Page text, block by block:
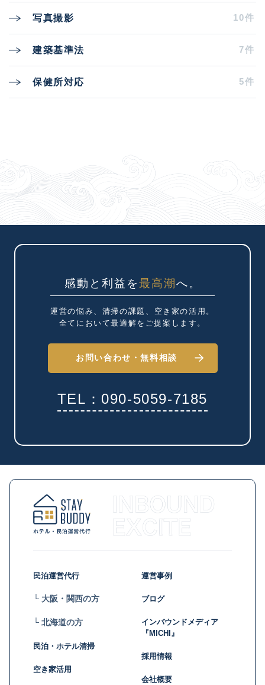
写真撮影 10件
建築基準法 7件
保健所対応 5件
感動と利益を最高潮へ。
運営の悩み、清掃の課題、 空き家の活用。
全てにおいて最適解を ご提案します。
お問い合わせ・無料相談
TEL：090-5059-7185
民泊運営代行
└ 大阪・関西の方
└ 北海道の方
民泊・ホテル清掃
空き家活用
運営事例
ブログ
インバウンドメディア
『MICHI』
採用情報
会社概要